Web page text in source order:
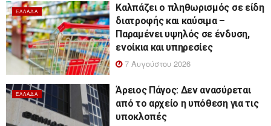
ΕΛΛΆΔΑ
Καλπάζει ο πληθωρισμός σε είδη
διατροφής και καύσιμα –
Παραμένει υψηλός σε ένδυση,
ενοίκια και υπηρεσίες
7 Αυγούστου 2026
ΕΛΛΆΔΑ
Άρειος Πάγος: Δεν ανασύρεται
από το αρχείο η υπόθεση για τις
υποκλοπές